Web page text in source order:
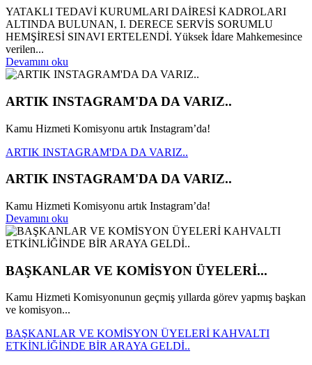
YATAKLI TEDAVİ KURUMLARI DAİRESİ KADROLARI
ALTINDA BULUNAN, I. DERECE SERVİS SORUMLU
HEMŞİRESİ SINAVI ERTELENDİ. Yüksek İdare Mahkemesince
verilen...
Devamını oku
ARTIK INSTAGRAM'DA DA VARIZ..
Kamu Hizmeti Komisyonu artık Instagram’da!
ARTIK INSTAGRAM'DA DA VARIZ..
ARTIK INSTAGRAM'DA DA VARIZ..
Kamu Hizmeti Komisyonu artık Instagram’da!
Devamını oku
BAŞKANLAR VE KOMİSYON ÜYELERİ...
Kamu Hizmeti Komisyonunun geçmiş yıllarda görev yapmış başkan
ve komisyon...
BAŞKANLAR VE KOMİSYON ÜYELERİ KAHVALTI
ETKİNLİĞİNDE BİR ARAYA GELDİ..